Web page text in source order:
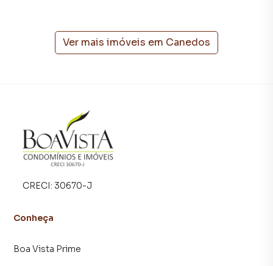
Ver mais imóveis em Canedos
CRECI: 30670-J
Conheça
Boa Vista Prime